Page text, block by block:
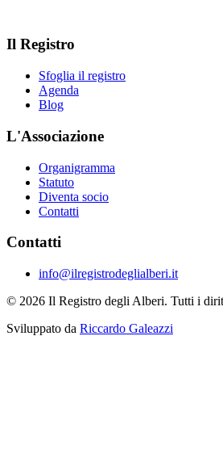
Il Registro
Sfoglia il registro
Agenda
Blog
L'Associazione
Organigramma
Statuto
Diventa socio
Contatti
Contatti
info@ilregistrodeglialberi.it
© 2026 Il Registro degli Alberi. Tutti i
Sviluppato da Riccardo Galeazzi